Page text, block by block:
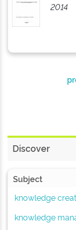
2014
Discover
Subject
knowledge
knowledge